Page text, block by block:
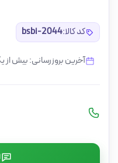
کد کالا:bsbi-2044
آخرین بروزرسانی: بیش